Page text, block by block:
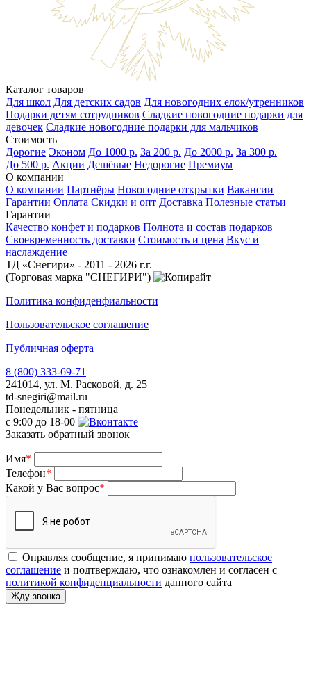
Каталог товаров
Для школ Для детских садов Для новогодних елок/утренников
Подарки детям сотрудников Сладкие новогодние подарки для
девочек Сладкие новогодние подарки для мальчиков
Стоимость
Дорогие Эконом До 1000 р. За 200 р. До 2000 р. За 300 р.
До 500 р. Акции Дешёвые Недорогие Премиум
О компании
О компании Партнёры Новогодние открытки Вакансии
Гарантии Оплата Скидки и опт Доставка Полезные статьи
Гарантии
Качество конфет и подарков Полнота и состав подарков
Своевременность доставки Стоимость и цена Вкус и
наслаждение
ТД «Снегири» - 2011 - 2026 г.г.
(Торговая марка "СНЕГИРИ")
Политика конфиденфиальности
Пользовательское соглашение
Публичная оферта
8 (800) 333-69-71
241014, ул. М. Расковой, д. 25
td-snegiri@mail.ru
Понедельник - пятница
с 9:00 до 18-00
Заказать обратный звонок
Имя*
Телефон*
Какой у Вас вопрос*
Оправляя сообщение, я принимаю пользовательское
соглашение и подтверждаю, что ознакомлен и согласен с
политикой конфиденциальности данного сайта